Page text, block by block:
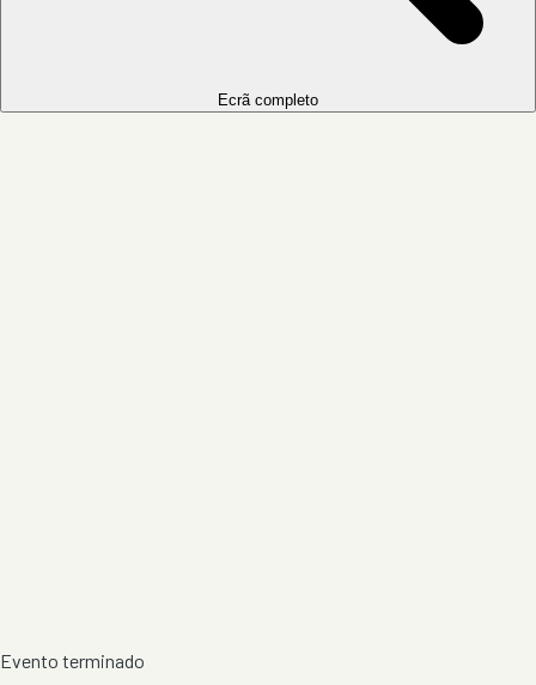
Ecrã completo
Evento terminado